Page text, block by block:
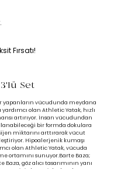
Fırsatı!
Set
yapanların vücudunda meydana
olan Athletic Yatak, hızlı
artırıyor. İnsan vücudundan
bir formda dokulara
miktarını arttırarak vücut
Hipoalerjenik kumaşı
olan Athletic Yatak, vücuda
ortamını sunuyor.Barte Baza;
Baza, göz alıcı tasarımının yanı